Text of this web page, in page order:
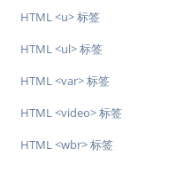
HTML <u> 标签
HTML <ul> 标签
HTML <var> 标签
HTML <video> 标签
HTML <wbr> 标签